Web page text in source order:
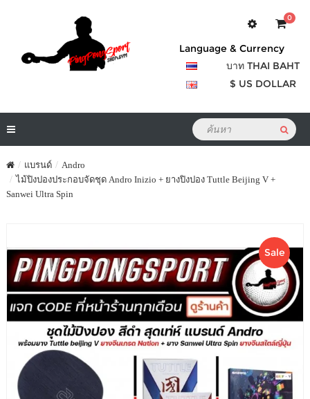
0
Language & Currency
บาท THAI BAHT
$ US DOLLAR
แบรนด์
Andro
ไม้ปิงปองประกอบจัดชุด Andro Inizio + ยางปิงปอง Tuttle Beijing V +
Sanwei Ultra Spin
Sale